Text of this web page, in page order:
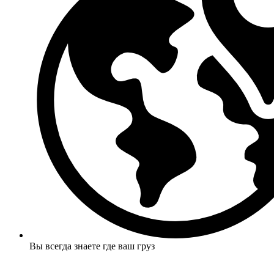
Вы всегда знаете где ваш груз